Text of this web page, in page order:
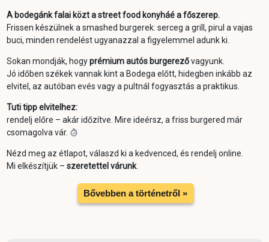
A bodegánk falai közt a street food konyháé a főszerep.
Frissen készülnek a smashed burgerek: serceg a grill, pirul a vajas
buci, minden rendelést ugyanazzal a figyelemmel adunk ki.
Sokan mondják, hogyprémium autós burgerezővagyunk.
Jó időben székek vannak kint a Bodega előtt, hidegben inkább az
elvitel, az autóban evés vagy a pultnál fogyasztás a praktikus.
Tuti tipp elvitelhez:
rendelj előre – akár időzítve. Mire ideérsz, a friss burgered már
csomagolva vár.
Nézd meg az étlapot, válaszd ki a kedvenced, és rendelj online.
Mi elkészítjük – szeretettel várunk.
Bővebben a történetről »